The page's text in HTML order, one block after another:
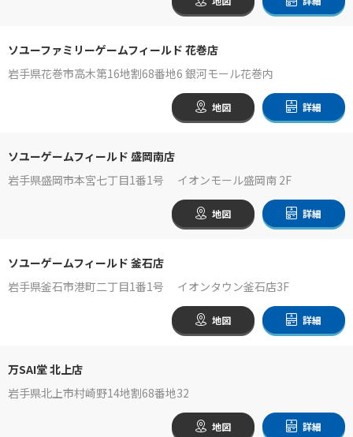
ソユーファミリーゲームフィールド 花巻店
岩手県花巻市高木第16地割68番地6 銀河モール花巻内
地図 詳細
ソユーゲームフィールド 盛岡南店
岩手県盛岡市本宮七丁目1番1号 イオンモール盛岡南 2F
地図 詳細
ソユーゲームフィールド 釜石店
岩手県釜石市港町二丁目1番1号 イオンタウン釜石店3F
地図 詳細
万SAI堂 北上店
岩手県北上市村崎野14地割68番地32
地図 詳細